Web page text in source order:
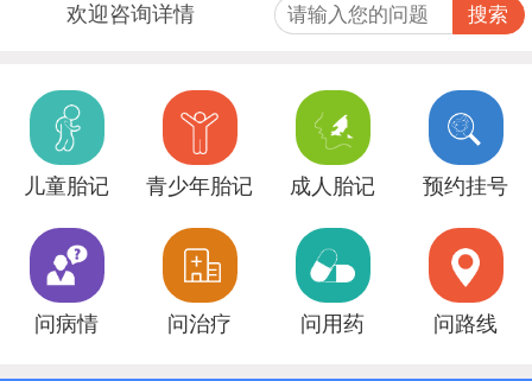
欢迎咨询详情 搜索
儿童胎记 青少年胎记 成人胎记 预约挂号
问病情 问治疗 问用药 问路线